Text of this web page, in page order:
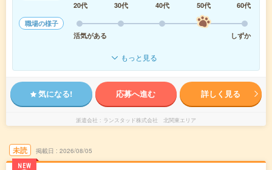
20代
30代 40代 50代
60代
職場の様子
活気がある
しずか
もっと見る
気になる! 応募へ進む 詳しく見る
派遣会社 ランスタッド株式会社 北関東エリア
未読
NEW
掲載日 2026/08/05